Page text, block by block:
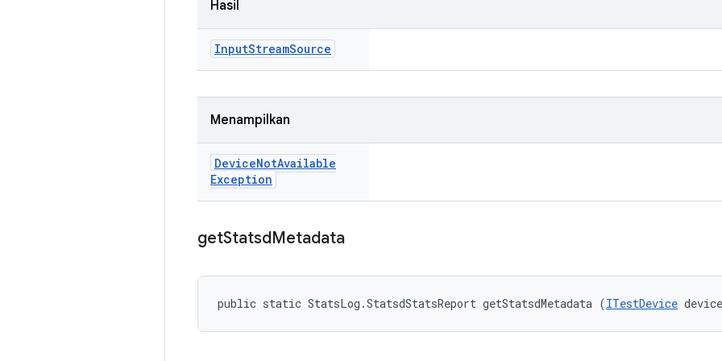
Hasil
InputStreamSource
Menampilkan
DeviceNotAvailable
Exception
getStatsdMetadata
public static StatsLog.StatsdStatsReport getStatsdMetadata (ITestDevice